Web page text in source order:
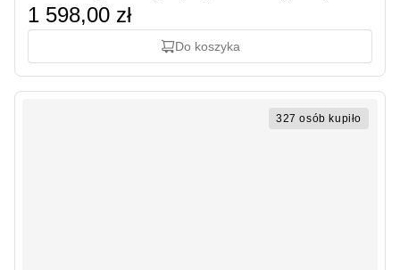
1 598,00 zł
Do koszyka
327 osób kupiło